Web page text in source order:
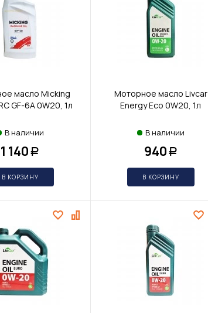
масло Micking
GF-6A 0W20, 1л
В наличии
1 140 Р
В КОРЗИНУ
Моторное масло Livcar
Energy Eco 0W20, 1л
В наличии
940 Р
В КОРЗИНУ